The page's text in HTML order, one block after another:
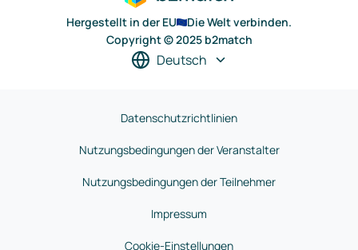
Hergestellt in der EU
Die Welt verbinden.
Copyright © 2025 b2match
Deutsch
Datenschutzrichtlinien
Nutzungsbedingungen der Veranstalter
Nutzungsbedingungen der Teilnehmer
Impressum
Cookie-Einstellungen